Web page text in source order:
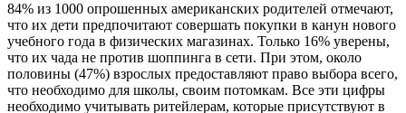
84% из 1000 опрошенных американских родителей отмечают,
что их дети предпочитают совершать покупки в канун нового
учебного года в физических магазинах. Только 16% уверены,
что их чада не против шоппинга в сети. При этом, около
половины (47%) взрослых предоставляют право выбора всего,
что необходимо для школы, своим потомкам. Все эти цифры
необходимо учитывать ритейлерам, которые присутствуют в